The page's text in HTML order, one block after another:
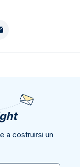
a costruirsi un